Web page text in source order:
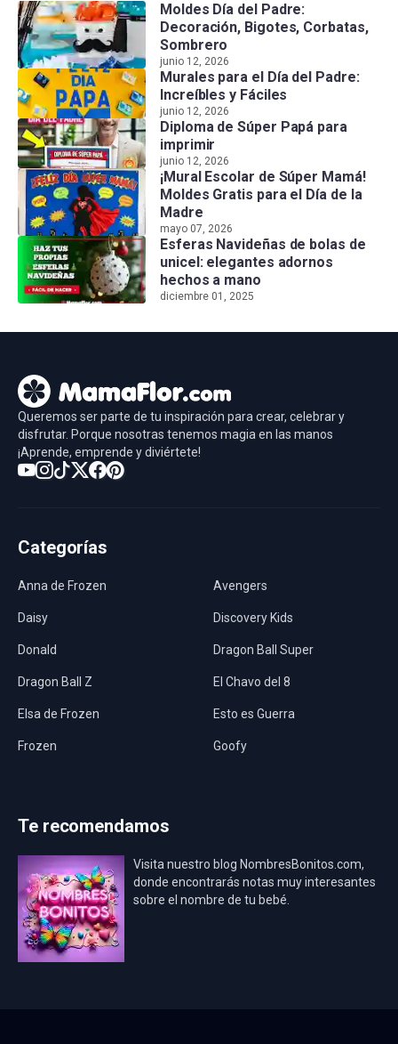
Moldes Día del Padre:
Decoración, Bigotes, Corbatas,
Sombrero
junio 12, 2026
Murales para el Día del Padre:
Increíbles y Fáciles
junio 12, 2026
Diploma de Súper Papá para
imprimir
junio 12, 2026
¡Mural Escolar de Súper Mamá!
Moldes Gratis para el Día de la
Madre
mayo 07, 2026
Esferas Navideñas de bolas de
unicel: elegantes adornos
hechos a mano
diciembre 01, 2025
Queremos ser parte de tu inspiración para crear, celebrar y
disfrutar. Porque nosotras tenemos magia en las manos
¡Aprende, emprende y diviértete!
Categorías
Anna de Frozen Avengers
Daisy Discovery Kids
Donald Dragon Ball Super
Dragon Ball Z El Chavo del 8
Elsa de Frozen Esto es Guerra
Frozen Goofy
Los Minions Los Vengadores
Mario Bros Mi Villano Favorito
Mickey Mouse
Te recomendamos
Visita nuestro blog NombresBonitos.com,
donde encontrarás notas muy interesantes
sobre el nombre de tu bebé.